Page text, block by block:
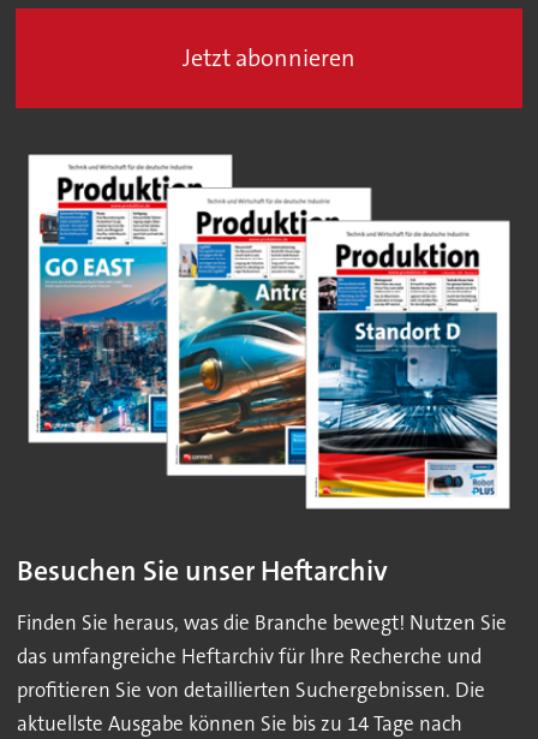
Jetzt abonnieren
Besuchen Sie unser Heftarchiv
Finden Sie heraus, was die Branche bewegt! Nutzen Sie
das umfangreiche Heftarchiv für Ihre Recherche und
profitieren Sie von detaillierten Suchergebnissen. Die
aktuellste Ausgabe können Sie bis zu 14 Tage nach